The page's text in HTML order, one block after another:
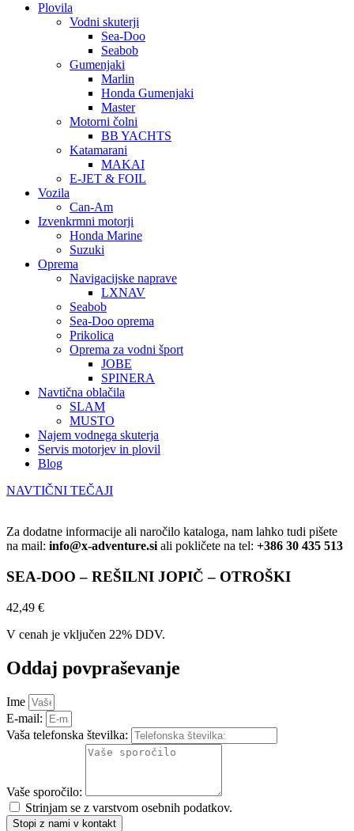
Plovila
Vodni skuterji
Sea-Doo
Seabob
Gumenjaki
Marlin
Honda Gumenjaki
Master
Motorni čolni
BB YACHTS
Katamarani
MAKAI
E-JET & FOIL
Vozila
Can-Am
Izvenkrmni motorji
Honda Marine
Suzuki
Oprema
Navigacijske naprave
LXNAV
Seabob
Sea-Doo oprema
Prikolica
Oprema za vodni šport
JOBE
SPINERA
Navtična oblačila
SLAM
MUSTO
Najem vodnega skuterja
Servis motorjev in plovil
Blog
NAVTIČNI TEČAJI
Za dodatne informacije ali naročilo kataloga, nam lahko tudi pišete
na mail: info@x-adventure.si ali pokličete na tel: +386 30 435 513
SEA-DOO – REŠILNI JOPIČ – OTROŠKI
42,49 €
V cenah je vključen 22% DDV.
Oddaj povpraševanje
Ime
E-mail:
Vaša telefonska številka:
Vaše sporočilo:
Strinjam se z varstvom osebnih podatkov.
Stopi z nami v kontakt